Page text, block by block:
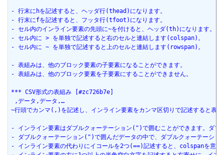
- 行末にhを記述すると、ヘッダ行(thead)になります。
- 行末にfを記述すると、フッタ行(tfoot)になります。
- セル内のインライン要素の先頭に~を付けると、ヘッダ(th)になります。
- セル内に > を単独で記述すると右のセルと連結します(colspan)。
- セル内に ~ を単独で記述すると上のセルと連結します(rowspan)。
- 表組みは、他のブロック要素の子要素になることができます。
- 表組みは、他のブロック要素を子要素にすることができません。
*** CSV形式の表組み [#zc726b7e]
,データ,データ,…
~行頭でカンマ(,)を記述し、インライン要素をカンマ区切りで記述すると表
- インライン要素はダブルクォーテーション(")で囲むことができます。ダ
- ダブルクォーテーション(")で囲んだデータの中で、ダブルクォーテーシ
- インライン要素の代わりにイコールを2つ(==)記述すると、colspanを意味